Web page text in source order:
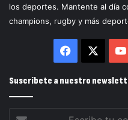
los deportes. Mantente al día
champions, rugby y más
Facebook
Suscríbete a nuestro